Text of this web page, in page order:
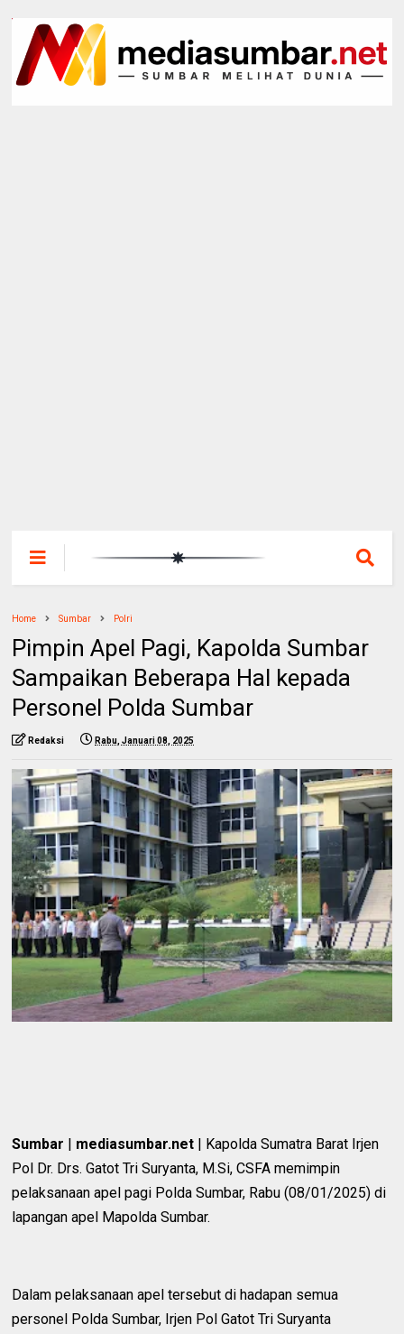
Home Sumbar Polri
Pimpin Apel Pagi, Kapolda Sumbar
Sampaikan Beberapa Hal kepada
Personel Polda Sumbar
Redaksi Rabu, Januari 08, 2025
Sumbar mediasumbar.net | Kapolda Sumatra Barat Irjen
Pol Dr. Drs. Gatot Tri Suryanta, M.Si, CSFA memimpin
pelaksanaan apel pagi Polda Sumbar, Rabu (08/01/2025) di
lapangan apel Mapolda Sumbar.
Dalam pelaksanaan apel tersebut di hadapan semua
personel Polda Sumbar, Irjen Pol Gatot Tri Suryanta